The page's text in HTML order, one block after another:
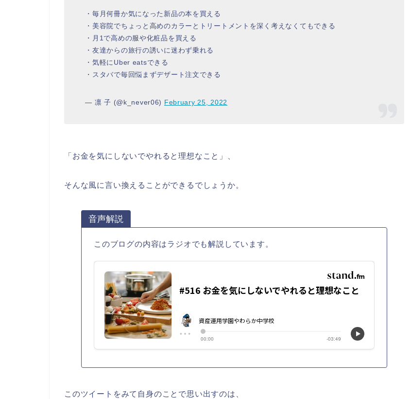
・毎月何冊か気になった新品の本を買える
・美容院でちょっと高めのカラーとトリートメントを深く考えなくてもできる
・月1で高めの服や化粧品を買える
・友達からの旅行の誘いに迷わず乗れる
・気軽にUber eatsできる
・スタバで毎回悩まずデザート注文できる
— 凛 子 (@k_never06) February 25, 2022
「お金を気にしないでやれると理想なこと」、
そんな風に言い換えることができるでしょうか。
音声解説
このブログの内容はラジオでも解説しています。
このツイートをみて自身のことで思い出すのは、